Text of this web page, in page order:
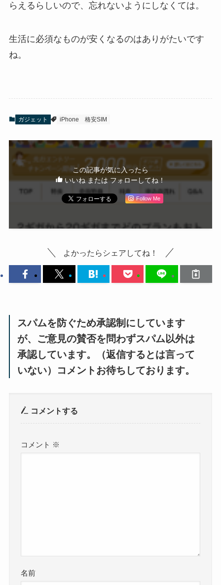
らえるらしいので、忘れないようにしなくては。
生活に必須なものが安くなるのはありがたいです
ね。
ガジェット iPhone 格安SIM
この記事が気に入ったら
いいね または フォローしてね！
Follow Me
よかったらシェアしてね！
スパムを防ぐため承認制にしています
が、ご意見の賛否を問わずスパム以外は
承認しています。（返信するとは言って
いない）コメントお待ちしております。
コメントする
コメント ※
名前